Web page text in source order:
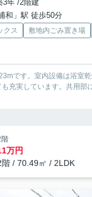
3年 /2階建
和」駅 徒歩50分
クス 敷地内ごみ置き場
です。室内設備は浴室
充実しています。共用部
万円
階 / 70.49㎡ / 2LDK